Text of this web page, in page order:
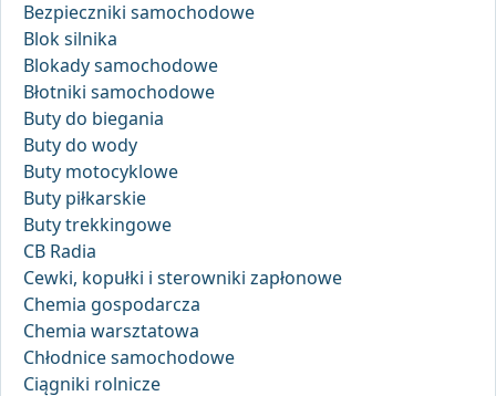
Bezpieczniki samochodowe
Blok silnika
Blokady samochodowe
Błotniki samochodowe
Buty do biegania
Buty do wody
Buty motocyklowe
Buty piłkarskie
Buty trekkingowe
CB Radia
Cewki, kopułki i sterowniki zapłonowe
Chemia gospodarcza
Chemia warsztatowa
Chłodnice samochodowe
Ciągniki rolnicze